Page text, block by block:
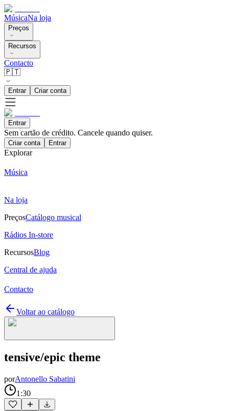
MúsicaNa loja
Preços
Recursos
Contacto
🇵🇹
Entrar Criar conta
Entrar
Sem cartão de crédito. Cancele quando quiser.
Criar conta Entrar
Explorar
Música
Na loja
PreçosCatálogo musical
Rádios In-store
RecursosBlog
Central de ajuda
Contacto
Voltar ao catálogo
tensive/epic theme
porAntonello Sabatini
1:30